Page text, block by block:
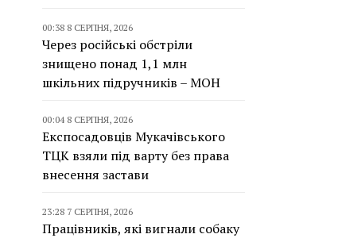
00:38 8 СЕРПНЯ, 2026
Через російські обстріли
знищено понад 1,1 млн
шкільних підручників – МОН
00:04 8 СЕРПНЯ, 2026
Експосадовців Мукачівського
ТЦК взяли під варту без права
внесення застави
23:28 7 СЕРПНЯ, 2026
Працівників, які вигнали собаку